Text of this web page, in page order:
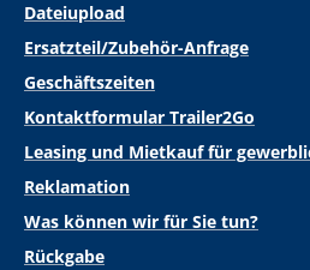
Dateiupload
Ersatzteil/Zubehör-Anfrage
Geschäftszeiten
Kontaktformular Trailer2Go
Leasing und Mietkauf für
Reklamation
Was können wir für Sie tun?
Rückgabe